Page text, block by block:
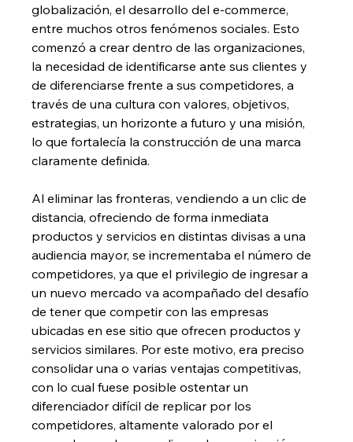
globalización, el desarrollo del e-commerce,
entre muchos otros fenómenos sociales. Esto
comenzó a crear dentro de las organizaciones,
la necesidad de identificarse ante sus clientes y
de diferenciarse frente a sus competidores, a
través de una cultura con valores, objetivos,
estrategias, un horizonte a futuro y una misión,
lo que fortalecía la construcción de una marca
claramente definida.
Al eliminar las fronteras, vendiendo a un clic de
distancia, ofreciendo de forma inmediata
productos y servicios en distintas divisas a una
audiencia mayor, se incrementaba el número de
competidores, ya que el privilegio de ingresar a
un nuevo mercado va acompañado del desafío
de tener que competir con las empresas
ubicadas en ese sitio que ofrecen productos y
servicios similares. Por este motivo, era preciso
consolidar una o varias ventajas competitivas,
con lo cual fuese posible ostentar un
diferenciador difícil de replicar por los
competidores, altamente valorado por el